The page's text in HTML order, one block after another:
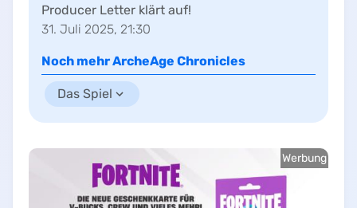
Producer Letter klärt auf!
31. Juli 2025, 21:30
Noch mehrArcheAge Chronicles
Das Spiel
Werbung